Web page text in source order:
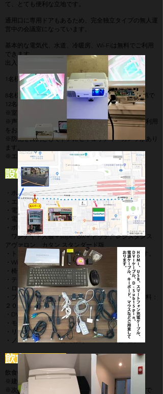
て、とても便利な立地です。
通用口に専用ドアもあるため、完全独立タイプの無人運
営中の会議室になっています。
基本的な電気代、水道、冷暖房、Wi-Fiは無料でご利用
できます。
出入りも自由♪
1名様から自由にご利用できます。
8名様まででのご利用が最適ですが、レイアウト次第で
12名様もご利用が可能です。
※室内面積：19m²。
※声・音楽・運動・電話など常識のある範囲でのご利用
をお願いいたします。
※防犯を目的としてドアにセキュリティーカメラがあり
ます。
※エレベーターはありません。
設備・サービス
・ホワイトボード
・エアコン1台
・電源2口×３箇所
・電子レンジ
・ボードゲーム（有料：１０００円）
​ ワンナイト人狼＋super DX＋ドッチ、レジスタンス
アヴァロン、カタン スタンダード版
・トイレ（洋式）は、2箇所（４階と５階）あります。
・Wi-Fi
・椅子14脚
・テーブル（７台）
・ロッカー（定期利用は無料）
・プロジェクター​＆プロジェクタースクーリン（有料：
２０００円）
・​DVD＆ブルーレイ（有料：１０００円）
・​モニター（有料：１０００円）
・リクライニングチェア（有料：１０００円）
・ノートパソコン５台（有料：１０００円／台）
飲食について
飲食物の持ち込みは可能です。
※建物内の原則禁煙です。
※次のお客様の為に強い臭気を発する食べ物は禁止で